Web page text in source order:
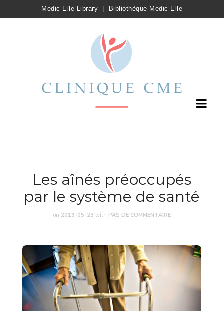
Medic Elle Library Bibliothèque Medic Elle
Les aînés préoccupés
par le système de santé
on 2019-05-23 with PAS DE COMMENTAIRE